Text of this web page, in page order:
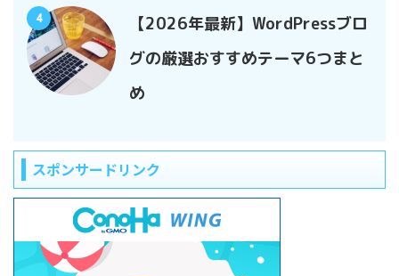
4
【2026年最新】WordPressブロ
グの厳選おすすめテーマ6つまと
め
スポンサードリンク